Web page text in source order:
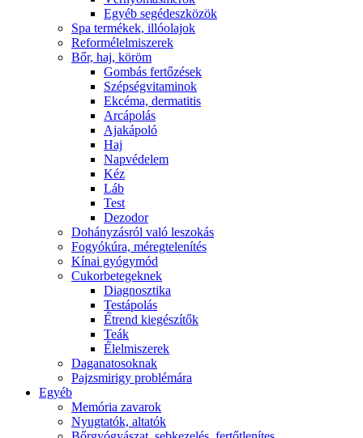
Egyéb segédeszközök
Spa termékek, illóolajok
Reformélelmiszerek
Bőr, haj, köröm
Gombás fertőzések
Szépségvitaminok
Ekcéma, dermatitis
Arcápolás
Ajakápoló
Haj
Napvédelem
Kéz
Láb
Test
Dezodor
Dohányzásról való leszokás
Fogyókúra, méregtelenítés
Kínai gyógymód
Cukorbetegeknek
Diagnosztika
Testápolás
É́trend kiegészítők
Teák
É́lelmiszerek
Daganatosoknak
Pajzsmirigy problémára
Egyéb
Memória zavarok
Nyugtatók, altatók